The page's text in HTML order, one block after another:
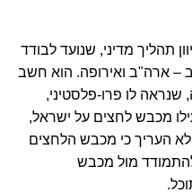
תהליך מדיני, שנועד לבודד
– ארה"ב ואירופה. הוא חשב
שנראה לו פרו-פלסטיני,
מכבש לחצים על ישראל,
העריך כי מכבש הלחצים
להתמודד מול מכבש